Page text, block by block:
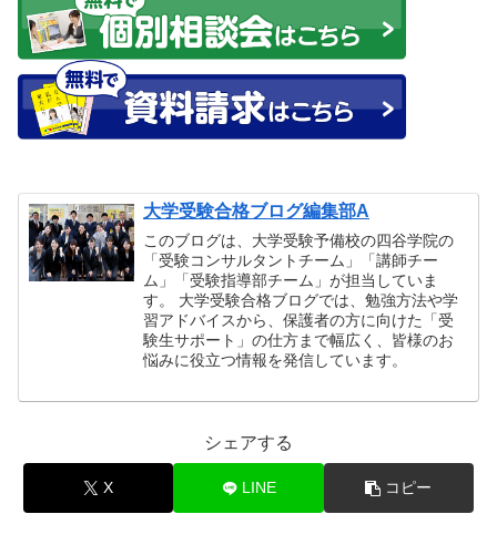
大学受験合格ブログ編集部A
このブログは、大学受験予備校の四谷学院の
「受験コンサルタントチーム」「講師チー
ム」「受験指導部チーム」が担当していま
す。 大学受験合格ブログでは、勉強方法や学
習アドバイスから、保護者の方に向けた「受
験生サポート」の仕方まで幅広く、皆様のお
悩みに役立つ情報を発信しています。
シェアする
X LINE コピー